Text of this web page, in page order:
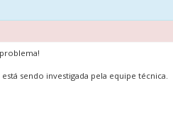
sendo investigada pela equipe técnica.